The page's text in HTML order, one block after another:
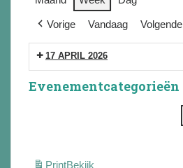
Vorige Vandaag Volgende
17 APRIL 2026
Evenementcategorieën
PrintBekijk